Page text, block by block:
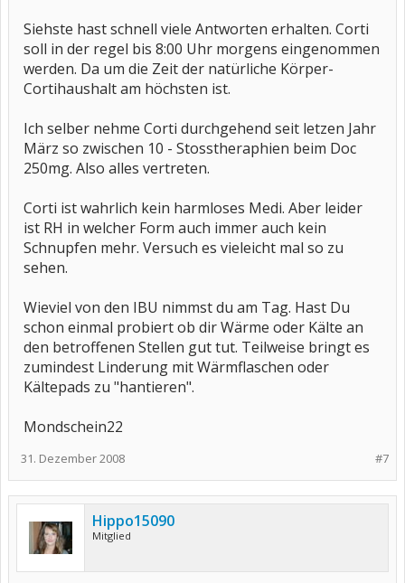
Siehste hast schnell viele Antworten erhalten. Corti
soll in der regel bis 8:00 Uhr morgens eingenommen
werden. Da um die Zeit der natürliche Körper-
Cortihaushalt am höchsten ist.
Ich selber nehme Corti durchgehend seit letzen Jahr
März so zwischen 10 - Stosstheraphien beim Doc
250mg. Also alles vertreten.
Corti ist wahrlich kein harmloses Medi. Aber leider
ist RH in welcher Form auch immer auch kein
Schnupfen mehr. Versuch es vieleicht mal so zu
sehen.
Wieviel von den IBU nimmst du am Tag. Hast Du
schon einmal probiert ob dir Wärme oder Kälte an
den betroffenen Stellen gut tut. Teilweise bringt es
zumindest Linderung mit Wärmflaschen oder
Kältepads zu "hantieren".
Mondschein22
#7
31. Dezember 2008
Hippo15090
Mitglied